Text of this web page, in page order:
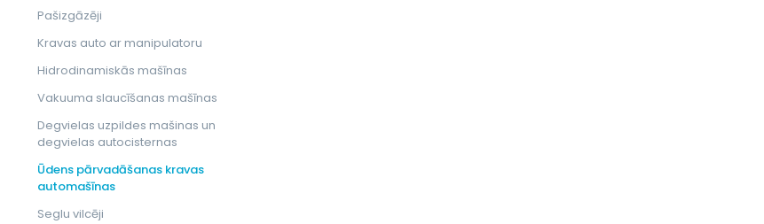
Pašizgāzēji
Kravas auto ar manipulatoru
Hidrodinamiskās mašīnas
Vakuuma slaucīšanas mašīnas
Degvielas uzpildes mašinas un
degvielas autocisternas
Ūdens pārvadāšanas kravas
automašīnas
Seglu vilcēji